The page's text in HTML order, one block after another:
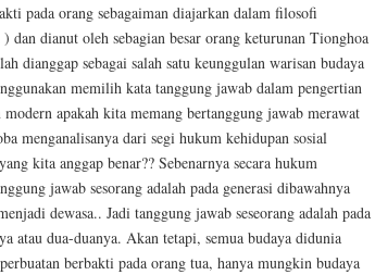
pada orang sebagaiman diajarkan dalam filosofi
dan dianut oleh sebagian besar orang keturunan Tionghoa
dianggap sebagai salah satu keunggulan warisan budaya
memilih kata tanggung jawab dalam pengertian
apakah kita memang bertanggung jawab merawat
menganalisanya dari segi hukum kehidupan sosial
kita anggap benar?? Sebenarnya secara hukum
jawab sesorang adalah pada generasi dibawahnya
dewasa.. Jadi tanggung jawab seseorang adalah pada
atau dua-duanya. Akan tetapi, semua budaya didunia
berbakti pada orang tua, hanya mungkin budaya